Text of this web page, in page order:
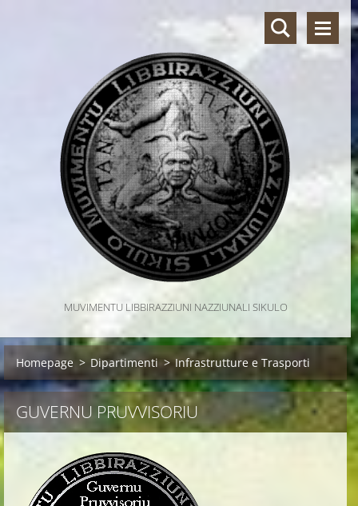
MUVIMENTU LIBBIRAZZIUNI NAZZIUNALI SIKULO
Homepage > Dipartimenti > Infrastrutture e Trasporti
GUVERNU PRUVVISORIU